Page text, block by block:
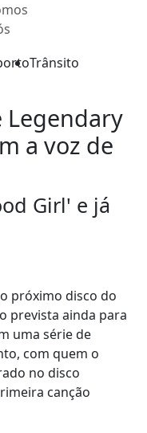
Trânsito
Legendary
a voz de
Girl' e já
próximo disco do
prevista ainda para
uma série de
com quem o
no disco
canção